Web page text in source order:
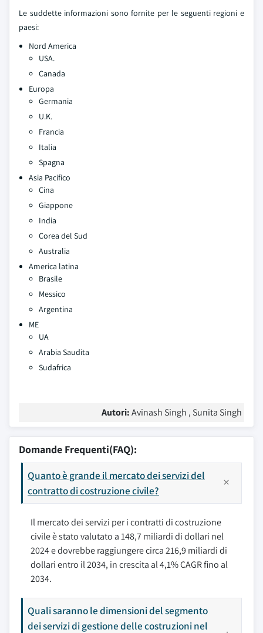
Le suddette informazioni sono fornite per le seguenti regioni e
paesi:
Nord America
USA.
Canada
Europa
Germania
U.K.
Francia
Italia
Spagna
Asia Pacifico
Cina
Giappone
India
Corea del Sud
Australia
America latina
Brasile
Messico
Argentina
ME
UA
Arabia Saudita
Sudafrica
Autori:Avinash Singh , Sunita Singh
Domande Frequenti(FAQ):
Quanto è grande il mercato dei servizi del
contratto di costruzione civile?
Il mercato dei servizi per i contratti di costruzione
civile è stato valutato a 148,7 miliardi di dollari nel
2024 e dovrebbe raggiungere circa 216,9 miliardi di
dollari entro il 2034, in crescita al 4,1% CAGR fino al
2034.
Quali saranno le dimensioni del segmento
dei servizi di gestione delle costruzioni nel